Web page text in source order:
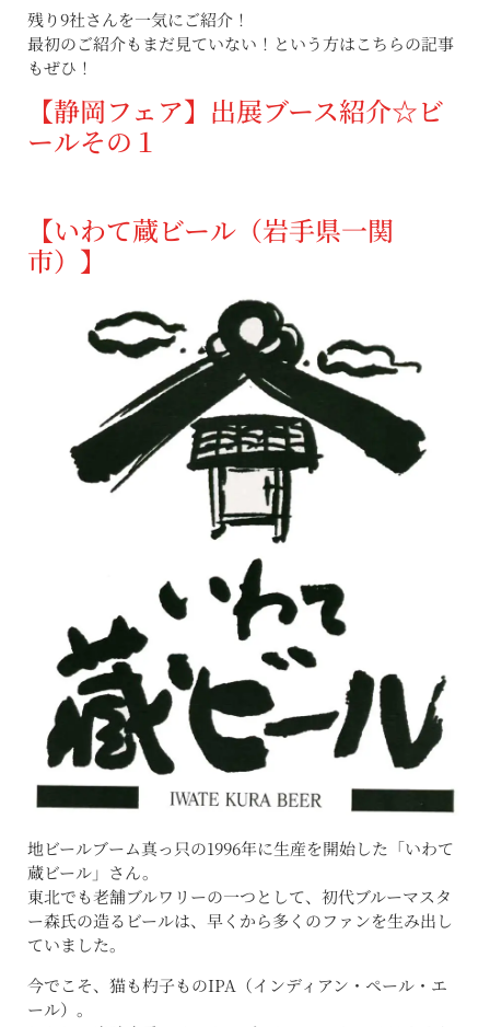
残り9社さんを一気にご紹介！
最初のご紹介もまだ見ていない！という方はこちらの記事
もぜひ！
【静岡フェア】出展ブース紹介☆ビ
ールその１
【いわて蔵ビール（岩手県一関
市） 】
地ビールブーム真っ只の1996年に生産を開始した「いわて
蔵ビール」さん。
東北でも老舗ブルワリーの一つとして、初代ブルーマスタ
ー森氏の造るビールは、早くから多くのファンを生み出し
ていました。
今でこそ、猫も杓子ものIPA（インディアン・ペール・エ
ール）。